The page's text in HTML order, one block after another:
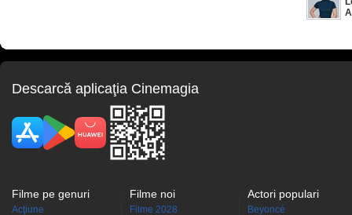
Descarcă aplicaţia Cinemagia
Filme pe genuri
Acţiune
Filme noi
Filme 2028
Actori populari
Beyoncé